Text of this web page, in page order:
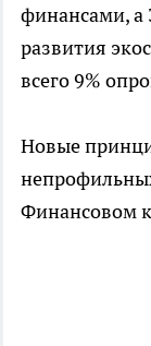
финансами, а
развития
всего 9%
Новые
Финансовом